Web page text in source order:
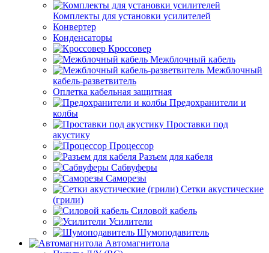
Комплекты для установки усилителей
Конвертер
Конденсаторы
Кроссовер
Межблочный кабель
Межблочный
кабель-разветвитель
Оплетка кабельная защитная
Предохранители и
колбы
Проставки под
акустику
Процессор
Разъем для кабеля
Сабвуферы
Саморезы
Сетки акустические
(грили)
Силовой кабель
Усилители
Шумоподавитель
Автомагнитола